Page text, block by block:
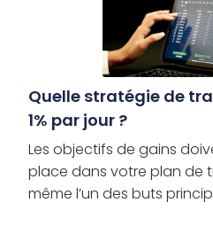
Quelle stratégie de
1% par jour ?
Les objectifs de gains
place dans votre plan de
même l’un des buts